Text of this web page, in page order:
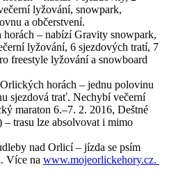
lyžování, snowpark,
a občerstvení.
– nabízí Gravity snowpark,
lyžování, 6 sjezdových tratí, 7
freestyle lyžování a snowboard
horách – jednu polovinu
sjezdová trať. Nechybí večerní
maraton 6.–7. 2. 2016, Deštné
trasu lze absolvovat i mimo
nad Orlicí – jízda se psím
Více na www.mojeorlickehory.cz.